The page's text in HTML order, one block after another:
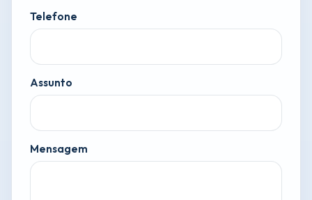
Telefone
Assunto
Mensagem